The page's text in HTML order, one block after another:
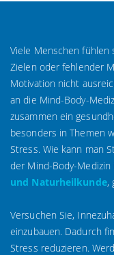
Viele Menschen fühlen
Zielen oder fehlender
Motivation nicht
an die Mind-Body-
zusammen ein
besonders in Themen
Stress. Wie kann man
der Mind-Body-Medizin
und Naturheilkunde,
Versuchen Sie,
einzubauen. Dadurch
Stress reduzieren.